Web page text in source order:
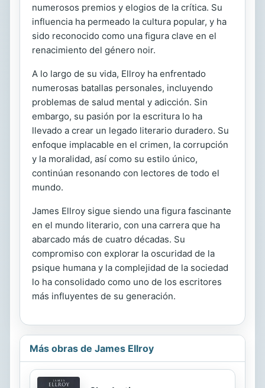
numerosos premios y elogios de la crítica. Su
influencia ha permeado la cultura popular, y ha
sido reconocido como una figura clave en el
renacimiento del género noir.
A lo largo de su vida, Ellroy ha enfrentado
numerosas batallas personales, incluyendo
problemas de salud mental y adicción. Sin
embargo, su pasión por la escritura lo ha
llevado a crear un legado literario duradero. Su
enfoque implacable en el crimen, la corrupción
y la moralidad, así como su estilo único,
continúan resonando con lectores de todo el
mundo.
James Ellroy sigue siendo una figura fascinante
en el mundo literario, con una carrera que ha
abarcado más de cuatro décadas. Su
compromiso con explorar la oscuridad de la
psique humana y la complejidad de la sociedad
lo ha consolidado como uno de los escritores
más influyentes de su generación.
Más obras de James Ellroy